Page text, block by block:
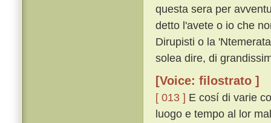
questa sera per
detto l'avete o io che
Dirupisti o la
solea dire, di
[Voice: filostrato ]
[ 013 ] E cosí di varie
luogo e tempo al lor